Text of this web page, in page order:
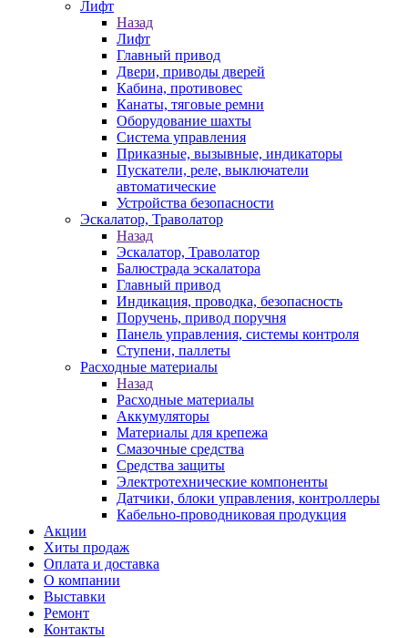
Лифт
Назад
Лифт
Главный привод
Двери, приводы дверей
Кабина, противовес
Канаты, тяговые ремни
Оборудование шахты
Система управления
Приказные, вызывные, индикаторы
Пускатели, реле, выключатели
автоматические
Устройства безопасности
Эскалатор, Траволатор
Назад
Эскалатор, Траволатор
Балюстрада эскалатора
Главный привод
Индикация, проводка, безопасность
Поручень, привод поручня
Панель управления, системы контроля
Ступени, паллеты
Расходные материалы
Назад
Расходные материалы
Аккумуляторы
Материалы для крепежа
Смазочные средства
Средства защиты
Электротехнические компоненты
Датчики, блоки управления, контроллеры
Кабельно-проводниковая продукция
Акции
Хиты продаж
Оплата и доставка
О компании
Выставки
Ремонт
Контакты